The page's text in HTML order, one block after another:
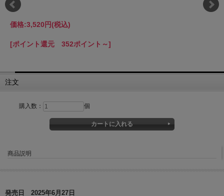
価格:3,520円(税込)
[ポイント還元 352ポイント～]
注文
購入数： 個
商品説明
発売日 2025年6月27日